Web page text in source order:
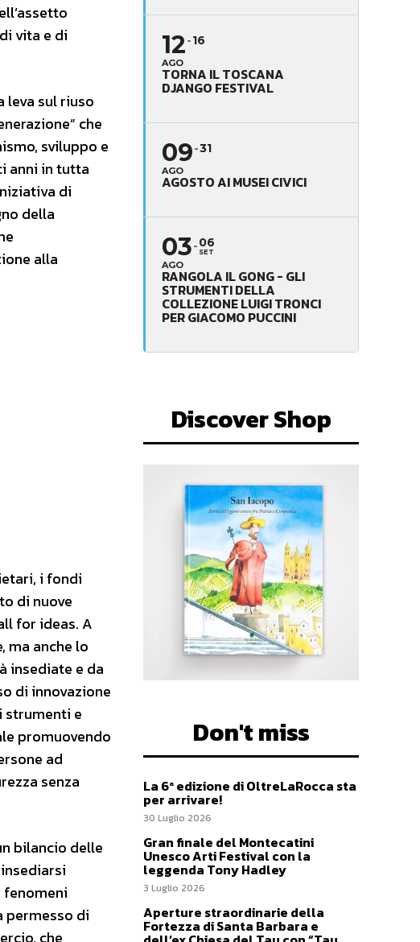
vita e di
leva sul riuso
che
sviluppo e
anni in tutta
di
della
alla
i fondi
di nuove
for ideas. A
ma anche lo
insediate e da
di innovazione
strumenti e
promuovendo
ad
senza
bilancio delle
di
che
12
AGO
16
TORNA IL TOSCANA
DJANGO FESTIVAL
09
AGO
31
AGOSTO AI MUSEI CIVICI
03
AGO
06
SET
RANGOLA IL GONG - GLI
STRUMENTI DELLA
COLLEZIONE LUIGI TRONCI
PER GIACOMO PUCCINI
Discover Shop
Don't miss
La 6ª edizione di OltreLaRocca sta
per arrivare!
30 Luglio 2026
Gran finale del Montecatini
Unesco Arti Festival con la
leggenda Tony Hadley
3 Luglio 2026
Aperture straordinarie della
Fortezza di Santa Barbara e